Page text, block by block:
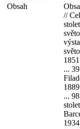
Obsah
//
...
...